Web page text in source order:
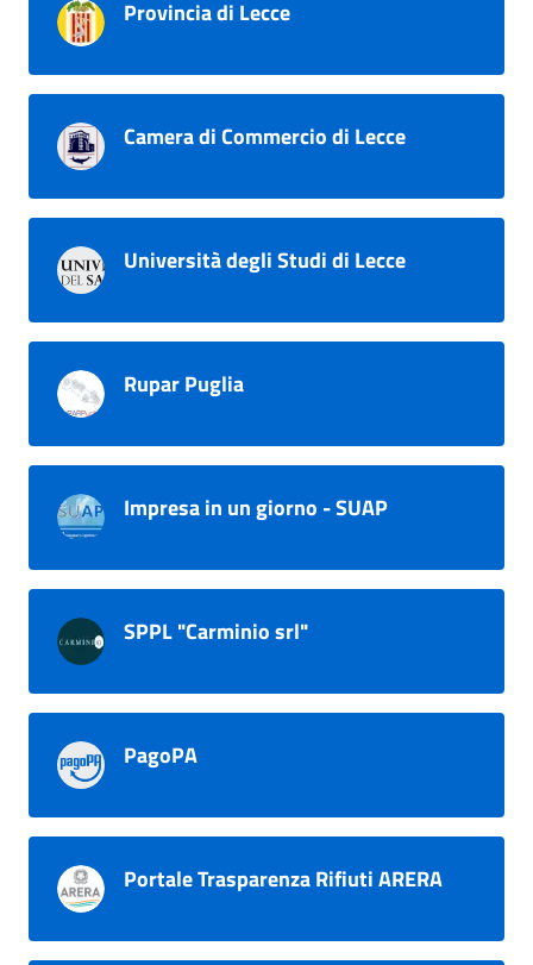
Provincia di Lecce
Camera di Commercio di Lecce
Università degli Studi di Lecce
Rupar Puglia
Impresa in un giorno - SUAP
SPPL "Carminio srl"
PagoPA
Portale Trasparenza Rifiuti ARERA